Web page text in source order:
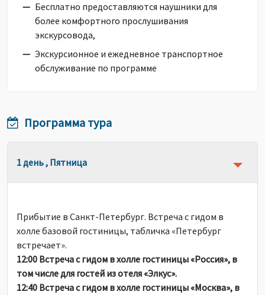
Бесплатно предоставляются наушники для
более комфортного прослушивания
экскурсовода,
Экскурсионное и ежедневное транспортное
обслуживание по программе
Программа тура
1 день , Пятница
Прибытие в Санкт-Петербург. Встреча с гидом в
холле базовой гостиницы, табличка «Петербург
встречает».
12:00 Встреча с гидом в холле гостиницы «Россия», в
том числе для гостей из отеля «Элкус».
12:40 Встреча с гидом в холле гостиницы «Москва», в